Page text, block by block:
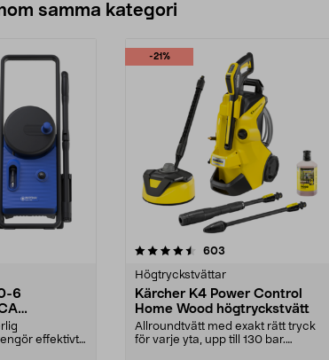
samma kategori
6
effektivt
-21%
603
Högtryckstvättar
Kärcher K4 Power Control
Home Wood högtryckstvätt
Allroundtvätt med exakt rätt tryck
för varje yta, upp till 130 bar.
4.5 av 5 stjärnor